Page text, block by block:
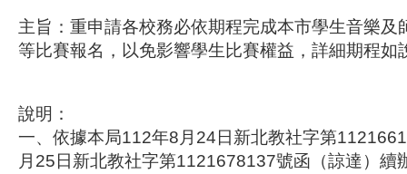
主旨：重申請各校務必依期程完成本市學生音樂及
等比賽報名，以免影響學生比賽權益，詳細期程如
說明：
一、依據本局112年8月24日新北教社字第
月25日新北教社字第1121678137號函（諒達）續